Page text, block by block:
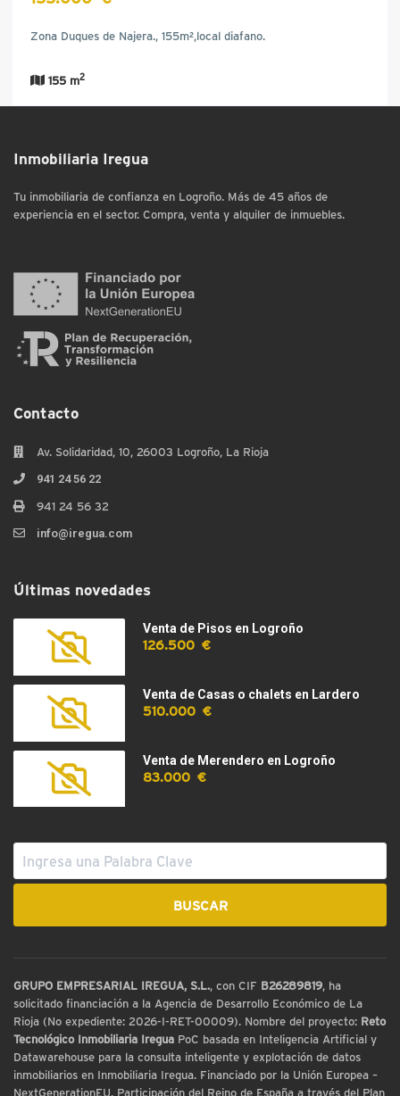
Zona Duques de Najera., 155m²,local diafano.
155 m2
Inmobiliaria Iregua
Tu inmobiliaria de confianza en Logroño. Más de 45 años de
experiencia en el sector. Compra, venta y alquiler de inmuebles.
Contacto
Av. Solidaridad, 10, 26003 Logroño, La Rioja
941 24 56 22
941 24 56 32
info@iregua.com
Últimas novedades
Venta de Pisos en Logroño
126.500 €
Venta de Casas o chalets en Lardero
510.000 €
Venta de Merendero en Logroño
83.000 €
GRUPO EMPRESARIAL IREGUA, S.L., con CIF B26289819, ha
solicitado financiación a la Agencia de Desarrollo Económico de La
Rioja (No expediente: 2026-I-RET-00009). Nombre del proyecto: Reto
Tecnológico Inmobiliaria Iregua PoC basada en Inteligencia Artificial y
Datawarehouse para la consulta inteligente y explotación de datos
inmobiliarios en Inmobiliaria Iregua. Financiado por la Unión Europea –
NextGenerationEU. Participación del Reino de España a través del Plan